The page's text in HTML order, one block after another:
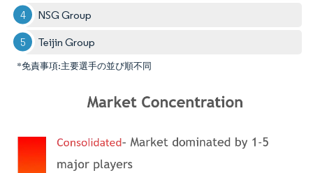
NSG Group
Teijin Group
*免責事項:主要選手の並び順不同